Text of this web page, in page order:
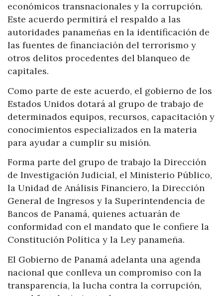
económicos transnacionales y la corrupción.
Este acuerdo permitirá el respaldo a las
autoridades panameñas en la identificación de
las fuentes de financiación del terrorismo y
otros delitos procedentes del blanqueo de
capitales.
Como parte de este acuerdo, el gobierno de los
Estados Unidos dotará al grupo de trabajo de
determinados equipos, recursos, capacitación y
conocimientos especializados en la materia
para ayudar a cumplir su misión.
Forma parte del grupo de trabajo la Dirección
de Investigación Judicial, el Ministerio Público,
la Unidad de Análisis Financiero, la Dirección
General de Ingresos y la Superintendencia de
Bancos de Panamá, quienes actuarán de
conformidad con el mandato que le confiere la
Constitución Política y la Ley panameña.
El Gobierno de Panamá adelanta una agenda
nacional que conlleva un compromiso con la
transparencia, la lucha contra la corrupción,